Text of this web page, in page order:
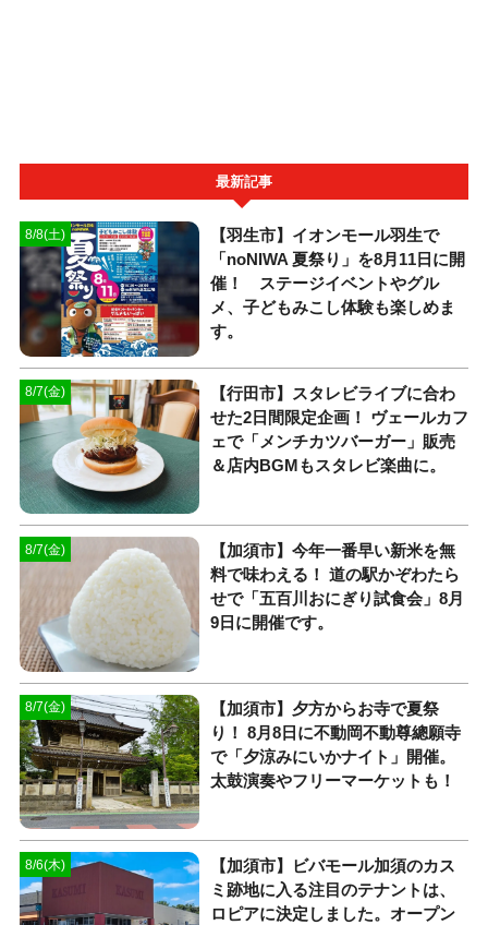
最新記事
8/8(土)
【羽生市】イオンモール羽生で
「noNIWA 夏祭り」を8月11日に開
催！ ステージイベントやグル
メ、子どもみこし体験も楽しめま
す。
8/7(金)
【行田市】スタレビライブに合わ
せた2日間限定企画！ ヴェールカフ
ェで「メンチカツバーガー」販売
＆店内BGMもスタレビ楽曲に。
8/7(金)
【加須市】今年一番早い新米を無
料で味わえる！ 道の駅かぞわたら
せで「五百川おにぎり試食会」8月
9日に開催です。
8/7(金)
【加須市】夕方からお寺で夏祭
り！ 8月8日に不動岡不動尊總願寺
で「夕涼みにいかナイト」開催。
太鼓演奏やフリーマーケットも！
8/6(木)
【加須市】ビバモール加須のカス
ミ跡地に入る注目のテナントは、
ロピアに決定しました。オープン